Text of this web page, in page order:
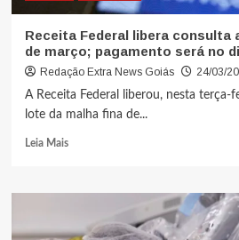
Receita Federal libera consulta
de março; pagamento será no
Redação Extra News Goiás
24/03/
A Receita Federal liberou, nesta terça-
lote da malha fina de...
Leia Mais